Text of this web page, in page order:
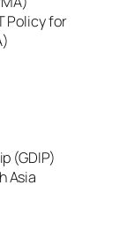
Policy for
(GDIP)
Asia